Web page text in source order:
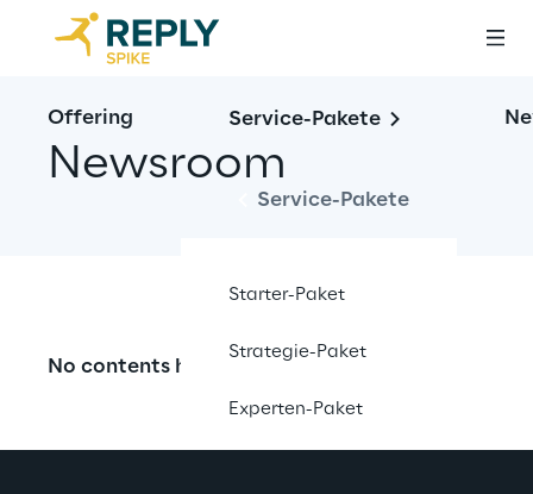
Offering Service-Pakete
Service-Pakete
Starter-Paket
Strategie-Paket
Experten-Paket
Newsroom
No contents here.